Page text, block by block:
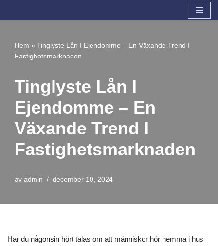
innehåll
Hem » Tinglyste Lån I Ejendomme – En Växande Trend I
Fastighetsmarknaden
Tinglyste Lån I
Ejendomme – En
Växande Trend I
Fastighetsmarknaden
av admin december 10, 2024
Har du någonsin hört talas om att människor hör hemma i hus